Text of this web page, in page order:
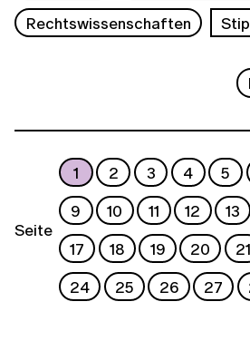
Rechtswissenschaften
Seite
1 2 3 4 5
9
10 11 12 13
17
18 19 20 21
24
25 26 27